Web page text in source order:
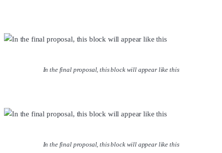
In the final proposal, this block will appear like this
In the final proposal, this block will appear like this